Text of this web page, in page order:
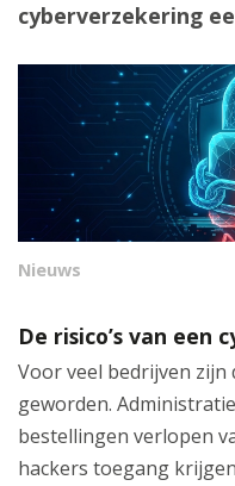
cyberverzekering
Nieuws
De risico’s van een
Voor veel bedrijven
geworden.
bestellingen verlopen
hackers toegang